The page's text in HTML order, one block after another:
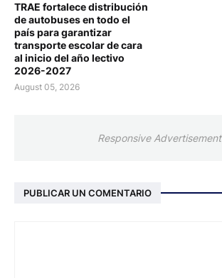
TRAE fortalece distribución
de autobuses en todo el
país para garantizar
transporte escolar de cara
al inicio del año lectivo
2026-2027
August 05, 2026
Responsive Advertisement
PUBLICAR UN COMENTARIO